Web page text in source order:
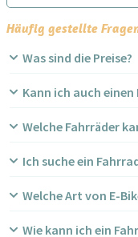
Häufig gestellte
Was sind die Preise?
Kann ich auch
Welche Fahrräder
Ich suche ein
Welche Art von E-
Wie kann ich ein